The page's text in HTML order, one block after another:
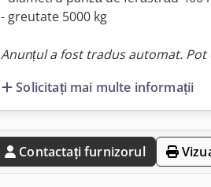
- greutate 5000 kg
Anunțul a fost tradus automat.
Solicitați mai multe informații
Contactați furnizorul